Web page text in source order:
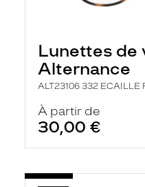
Lunettes de
Alternance
ALT23106 332 ECAILLE
À partir de
30,00 €